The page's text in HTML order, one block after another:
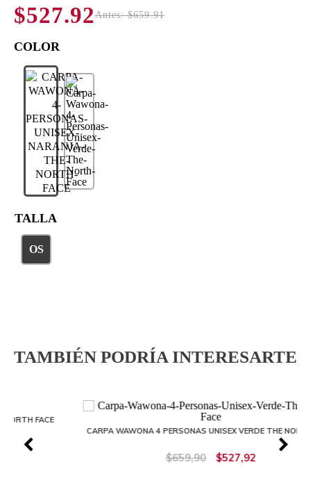
$527.92 Antes: $659.91
TALLA
OS
TAMBIÉN PODRÍA INTERESARTE
CARPA WAWONA 4 PERSONAS UNISEX VERDE THE NORTH FACE
$527,92